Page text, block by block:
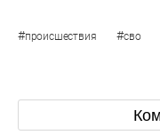
#происшествия #сво